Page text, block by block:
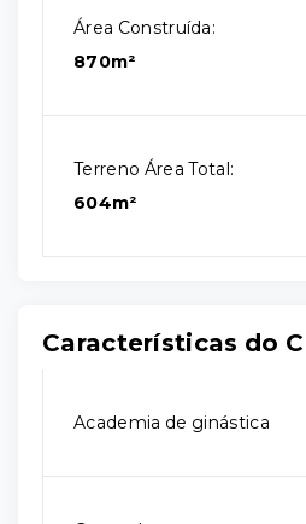
Área Construída:
870m²
Terreno Área Total:
604m²
Características do
Academia de ginástica